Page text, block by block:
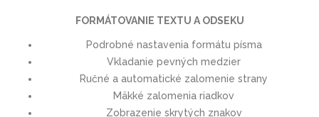
FORMÁTOVANIE TEXTU A ODSEKU
Podrobné nastavenia formátu písma
Vkladanie pevných medzier
Ručné a automatické zalomenie strany
Mäkké zalomenia riadkov
Zobrazenie skrytých znakov